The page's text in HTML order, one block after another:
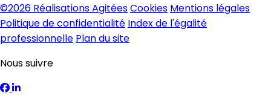
©2026 Réalisations AgitéesCookies Mentions légales
Politique de confidentialité Index de l'égalité
professionnelle Plan du site
Nous suivre